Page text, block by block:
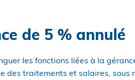
de 5 % annulé
les fonctions liées à la
des traitements et salaires, sous